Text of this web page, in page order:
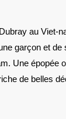
garçon et de
Une épopée
de belles